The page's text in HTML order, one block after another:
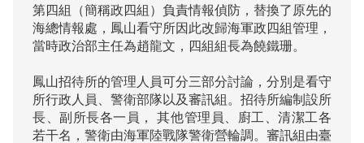
第四組（簡稱政四組）負責情報偵防，替換了原先的
海總情報處，鳳山看守所因此改歸海軍政四組管理，
當時政治部主任為趙龍文，四組組長為饒鐵珊。
鳳山招待所的管理人員可分三部分討論，分別是看守
所行政人員、警衛部隊以及審訊組。招待所編制設所
長、副所長各一員， 其他管理員、廚工、清潔工各
若干名，警衛由海軍陸戰隊警衛營輪調。審訊組由臺